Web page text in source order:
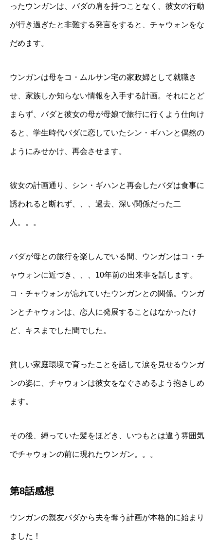
ったウンガンは、バダの肩を持つことなく、彼女の行動
が行き過ぎたと非難する発言をすると、チャウォンをな
だめます。
ウンガンは母をコ・ムルサン宅の家政婦として就職さ
せ、家族しか知らない情報を入手する計画。それにとど
まらず、バダと彼女の母が母娘で旅行に行くよう仕向け
ると、学生時代バダに恋していたシン・ギハンと偶然の
ようにみせかけ、再会させます。
彼女の計画通り、シン・ギハンと再会したバダは食事に
誘われると断れず、、、過去、深い関係だった二
人。。。
バダが母との旅行を楽しんでいる間、ウンガンはコ・チ
ャウォンに近づき、、、10年前の出来事を話します。
コ・チャウォンが忘れていたウンガンとの関係。ウンガ
ンとチャウォンは、恋人に発展することはなかったけ
ど、キスまでした間でした。
貧しい家庭環境で育ったことを話して涙を見せるウンガ
ンの姿に、チャウォンは彼女をなぐさめるよう抱きしめ
ます。
その後、縛っていた髪をほどき、いつもとは違う雰囲気
でチャウォンの前に現れたウンガン。。。
第8話感想
ウンガンの親友バダから夫を奪う計画が本格的に始まり
ました！